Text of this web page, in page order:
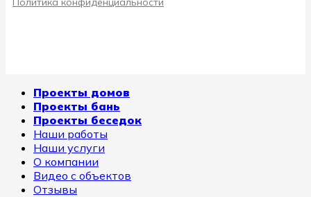
Проекты домов
Проекты бань
Проекты беседок
Наши работы
Наши услуги
О компании
Видео с объектов
Отзывы